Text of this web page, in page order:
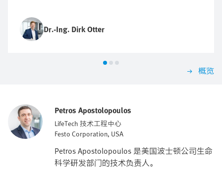
Dr.-Ing. Dirk Otter
概览
Petros Apostolopoulos
LifeTech 技术工程中心
Festo Corporation, USA
Petros Apostolopoulos 是美国波士顿公司生命
科学研发部门的技术负责人。